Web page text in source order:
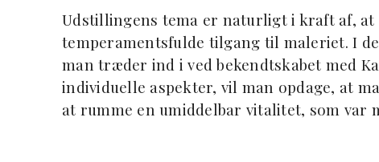
Udstillingens tema er naturligt i kraft af, at
temperamentsfulde tilgang til maleriet. I
man træder ind i ved bekendtskabet med
individuelle aspekter, vil man opdage, at
at rumme en umiddelbar vitalitet, som var